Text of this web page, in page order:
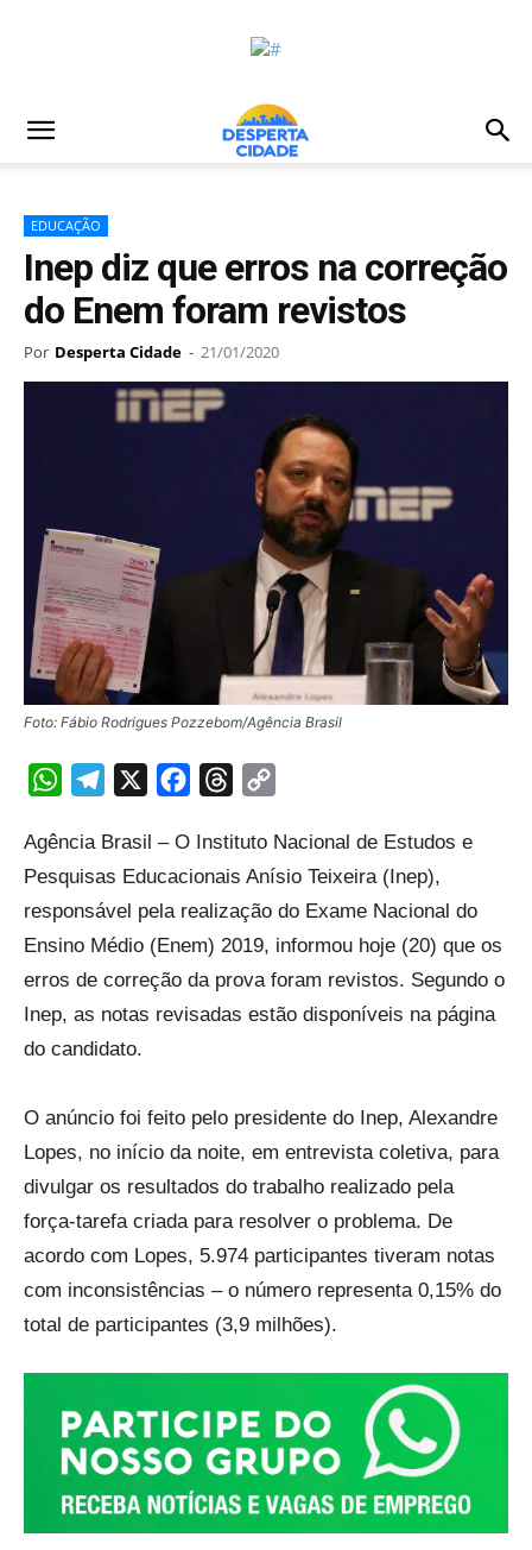
EDUCAÇÃO
Inep diz que erros na correção
do Enem foram revistos
Por Desperta Cidade - 21/01/2020
Foto: Fábio Rodrigues Pozzebom/Agência Brasil
WhatsAppTelegram FacebookThreads
Agência Brasil – O Instituto Nacional de Estudos e
Pesquisas Educacionais Anísio Teixeira (Inep),
responsável pela realização do Exame Nacional do
Ensino Médio (Enem) 2019, informou hoje (20) que os
erros de correção da prova foram revistos. Segundo o
Inep, as notas revisadas estão disponíveis na página
do candidato.
O anúncio foi feito pelo presidente do Inep, Alexandre
Lopes, no início da noite, em entrevista coletiva, para
divulgar os resultados do trabalho realizado pela
força-tarefa criada para resolver o problema. De
acordo com Lopes, 5.974 participantes tiveram notas
com inconsistências – o número representa 0,15% do
total de participantes (3,9 milhões).